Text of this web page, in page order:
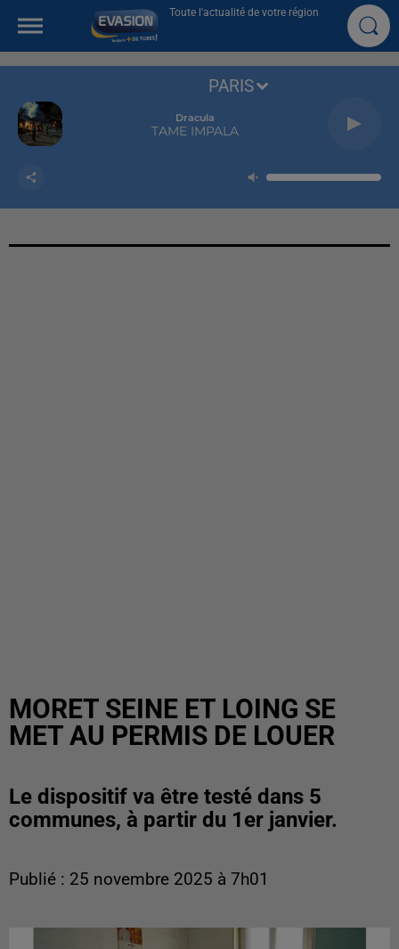
Toute l'actualité de votre région
Dracula
TAME IMPALA
PARIS
MORET SEINE ET LOING SE
MET AU PERMIS DE LOUER
Le dispositif va être testé dans 5
communes, à partir du 1er janvier.
Publié : 25 novembre 2025 à 7h01